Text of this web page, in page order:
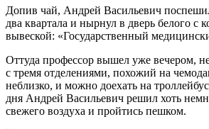
Допив чай, Андрей Васильевич
два квартала и нырнул в дверь белого с
вывеской: «Государственный
Оттуда профессор вышел уже вечером,
с тремя отделениями, похожий на
неблизко, и можно доехать на
дня Андрей Васильевич решил хоть
свежего воздуха и пройтись пешком.